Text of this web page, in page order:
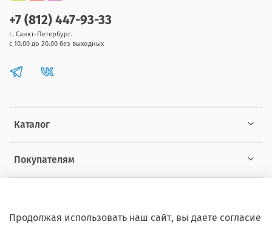
Каталог
Покупателям
+7 (812) 447-93-33
г. Санкт-Петербург.
с 10.00 до 20.00 без выходных
Продолжая использовать наш сайт, вы даете согласие